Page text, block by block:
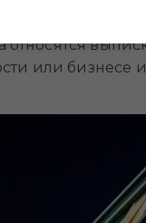
или бизнесе